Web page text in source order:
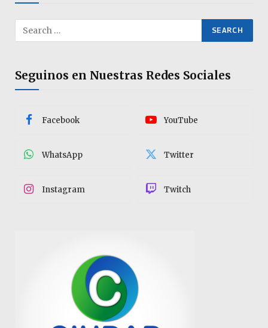
Seguinos en Nuestras Redes Sociales
Facebook YouTube
WhatsApp Twitter
Instagram Twitch